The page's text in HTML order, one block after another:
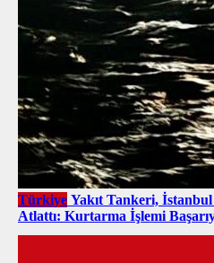
Türkiye Yakıt Tankeri, İstanbul
Atlattı: Kurtarma İşlemi